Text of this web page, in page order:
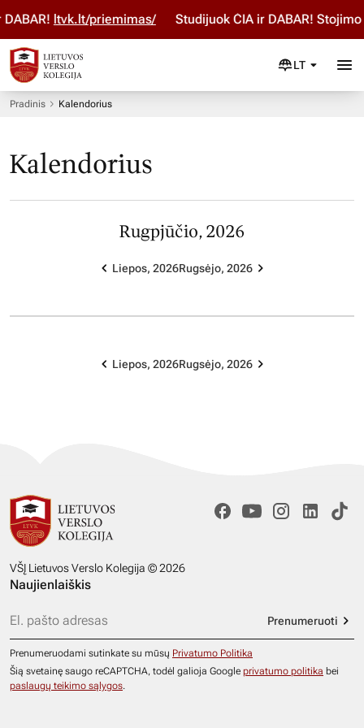
ltvk.lt/priemimas/ Studijuok ČIA ir DABAR!
LT
Pradinis Kalendorius
Kalendorius
Rugpjūčio, 2026
Liepos, 2026Rugsėjo, 2026
Liepos, 2026Rugsėjo, 2026
VŠĮ Lietuvos Verslo Kolegija © 2026
Naujienlaiškis
Prenumeruoti
Prenumeruodami sutinkate su mūsų Privatumo Politika
Šią svetainę saugo reCAPTCHA, todėl galioja Google privatumo politika bei
paslaugų teikimo sąlygos.